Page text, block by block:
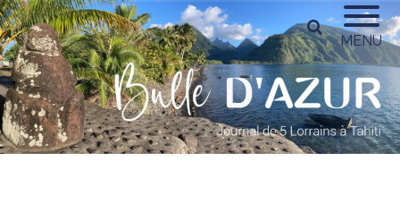
MENU